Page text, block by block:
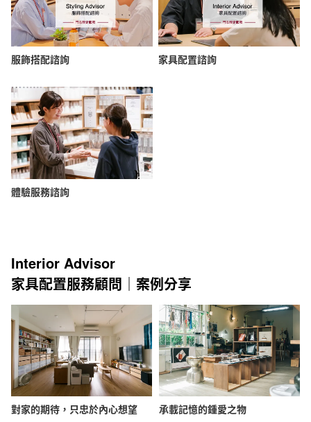
服飾搭配諮詢 家具配置諮詢
體驗服務諮詢
Interior Advisor
家具配置服務顧問｜案例分享
對家的期待，只忠於內心想望 承載記憶的鍾愛之物